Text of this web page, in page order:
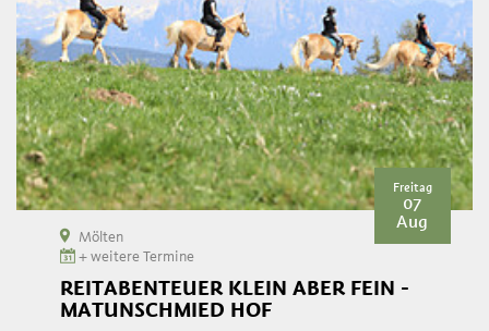
Freitag
07
Aug
Mölten
+ weitere Termine
REITABENTEUER KLEIN ABER FEIN -
MATUNSCHMIED HOF